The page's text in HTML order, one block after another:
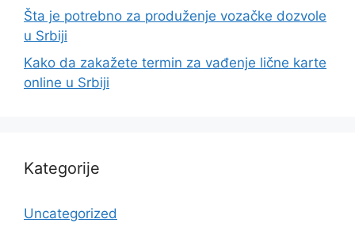
Šta je potrebno za produženje vozačke dozvole
u Srbiji
Kako da zakažete termin za vađenje lične karte
online u Srbiji
Kategorije
Uncategorized